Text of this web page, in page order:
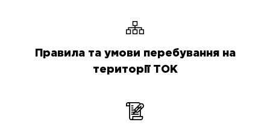
Правила та умови перебування на
території ТОК